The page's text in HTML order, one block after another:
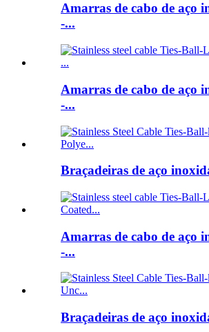
Amarras de cabo de aço
-...
Amarras de cabo de aço
-...
Braçadeiras de aço
Amarras de cabo de aço
-...
Braçadeiras de aço